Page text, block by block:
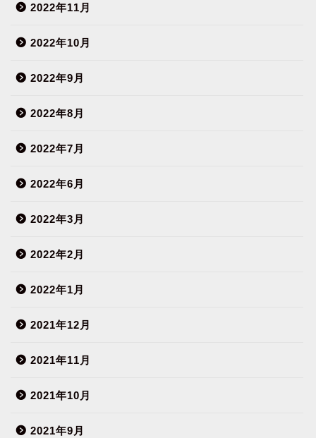
2022年11月
2022年10月
2022年9月
2022年8月
2022年7月
2022年6月
2022年3月
2022年2月
2022年1月
2021年12月
2021年11月
2021年10月
2021年9月